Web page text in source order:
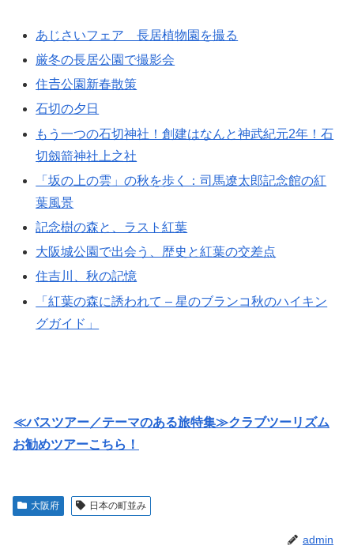
あじさいフェア 長居植物園を撮る
厳冬の長居公園で撮影会
住𠮷公園新春散策
石切の夕日
もう一つの石切神社！創建はなんと神武紀元2年！石
切劔箭神社上之社
「坂の上の雲」の秋を歩く：司馬遼太郎記念館の紅
葉風景
記念樹の森と、ラスト紅葉
大阪城公園で出会う、歴史と紅葉の交差点
住吉川、秋の記憶
「紅葉の森に誘われて – 星のブランコ秋のハイキン
グガイド」
≪バスツアー／テーマのある旅特集≫クラブツーリズム
お勧めツアーこちら！
大阪府 日本の町並み
admin